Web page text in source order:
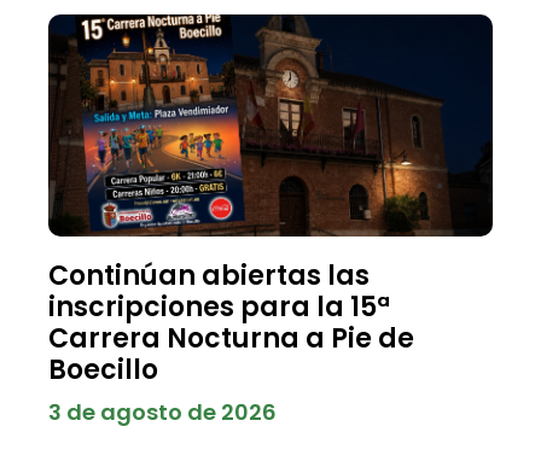
Continúan abiertas las
inscripciones para la 15ª
Carrera Nocturna a Pie de
Boecillo
3 de agosto de 2026